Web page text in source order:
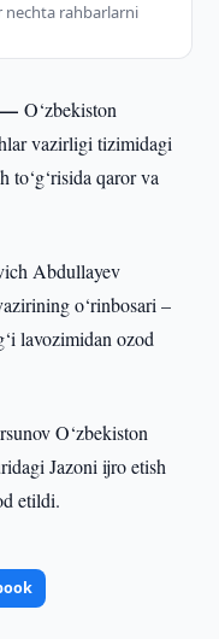
nechta rahbarlarni
—O‘zbekiston
vazirligi tizimidagi
to‘g‘risida qaror va
Abdullayev
o‘rinbosari –
lavozimidan ozod
O‘zbekiston
Jazoni ijro etish
etildi.